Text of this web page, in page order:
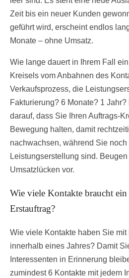
Zeit bis ein neuer Kunden
geführt wird, erscheint endlos
Monate – ohne Umsatz.
Wie lange dauert in Ihrem Fall
Kreisels vom Anbahnen des
Verkaufsprozess, die
Fakturierung? 6 Monate? 1
darauf, dass Sie Ihren Auftrags-
Bewegung halten, damit
nachwachsen, während Sie noch
Leistungserstellung sind.
Umsatzlücken vor.
Wie viele Kontakte braucht ein
Erstauftrag?
Wie viele Kontakte haben Sie mit
innerhalb eines Jahres? Damit
Interessenten in Erinnerung
zumindest 6 Kontakte mit jedem